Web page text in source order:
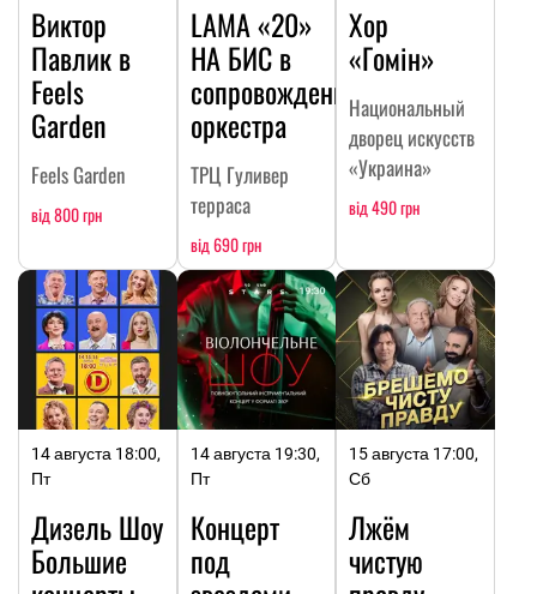
Виктор
Павлик в
Feels
Garden
Feels Garden
від 800 грн
LAMA «20»
НА БИC в
сопровождении
оркестра
ТРЦ Гуливер
терраса
від 690 грн
Хор
«Гомін»
Национальный
дворец искусств
«Украина»
від 490 грн
14 августа 18:00,
Пт
Дизель Шоу
Большие
14 августа 19:30,
Пт
Концерт
под
15 августа 17:00,
Сб
Лжём
чистую